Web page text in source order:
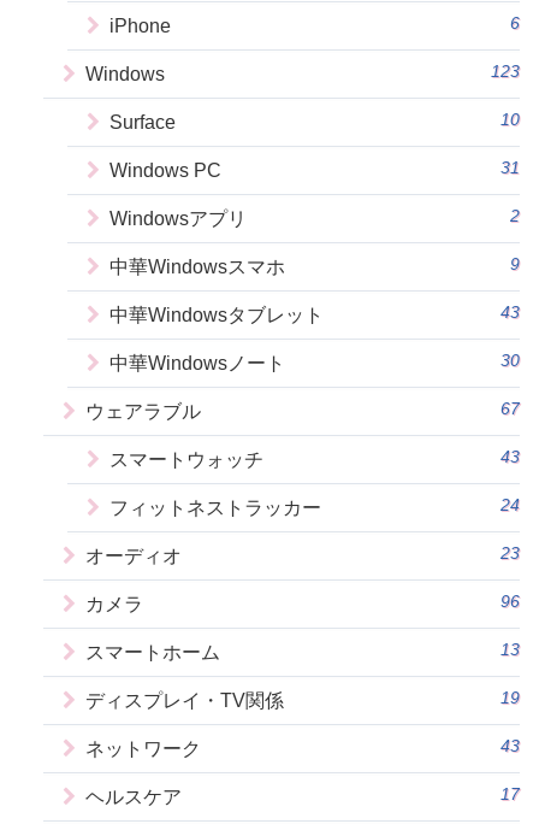
iPhone 6
Windows 123
Surface 10
Windows PC 31
Windowsアプリ 2
中華Windowsスマホ 9
中華Windowsタブレット 43
中華Windowsノート 30
ウェアラブル 67
スマートウォッチ 43
フィットネストラッカー 24
オーディオ 23
カメラ 96
スマートホーム 13
ディスプレイ・TV関係 19
ネットワーク 43
ヘルスケア 17